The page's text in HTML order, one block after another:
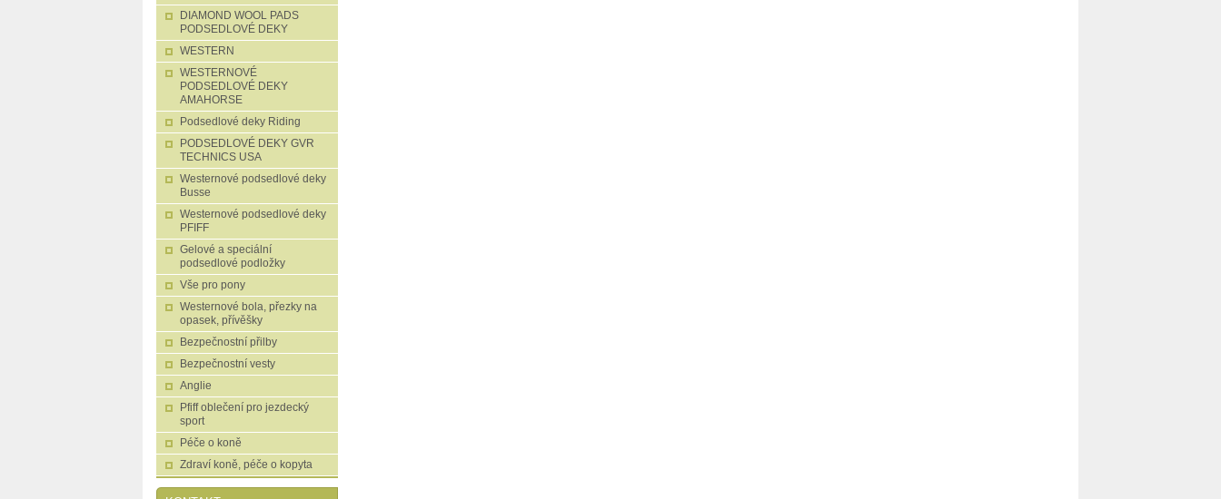
DIAMOND WOOL PADS
PODSEDLOVÉ DEKY
WESTERN
WESTERNOVÉ
PODSEDLOVÉ DEKY
AMAHORSE
Podsedlové deky Riding
PODSEDLOVÉ DEKY GVR
TECHNICS USA
Westernové podsedlové deky
Busse
Westernové podsedlové deky
PFIFF
Gelové a speciální
podsedlové podložky
Vše pro pony
Westernové bola, přezky na
opasek, přívěšky
Bezpečnostní přilby
Bezpečnostní vesty
Anglie
Pfiff oblečení pro jezdecký
sport
Péče o koně
Zdraví koně, péče o kopyta